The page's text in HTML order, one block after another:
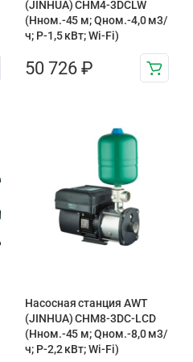
(JINHUA) CHM4-3DCLW
(Hном.-45 м; Qном.-4,0 м3/
ч; P-1,5 кВт; Wi-Fi)
50 726 ₽
Насосная станция AWT
(JINHUA) CHM8-3DC-LCD
(Нном.-45 м; Qном.-8,0 м3/
ч; Р-2,2 кВт; Wi-Fi)